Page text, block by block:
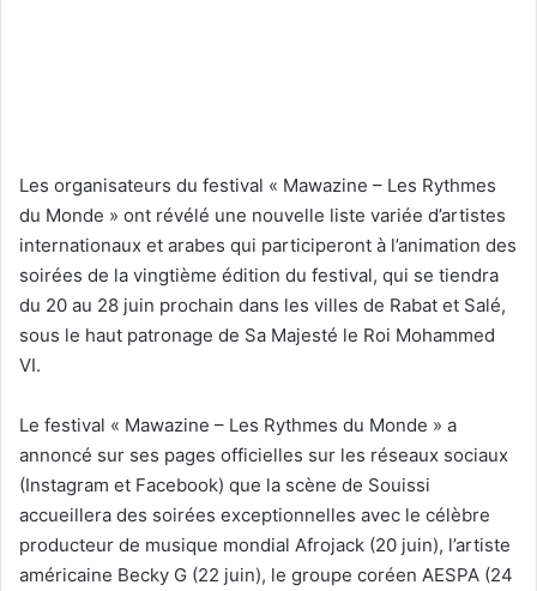
Les organisateurs du festival « Mawazine – Les Rythmes
du Monde » ont révélé une nouvelle liste variée d’artistes
internationaux et arabes qui participeront à l’animation des
soirées de la vingtième édition du festival, qui se tiendra
du 20 au 28 juin prochain dans les villes de Rabat et Salé,
sous le haut patronage de Sa Majesté le Roi Mohammed
VI.
Le festival « Mawazine – Les Rythmes du Monde » a
annoncé sur ses pages officielles sur les réseaux sociaux
(Instagram et Facebook) que la scène de Souissi
accueillera des soirées exceptionnelles avec le célèbre
producteur de musique mondial Afrojack (20 juin), l’artiste
américaine Becky G (22 juin), le groupe coréen AESPA (24